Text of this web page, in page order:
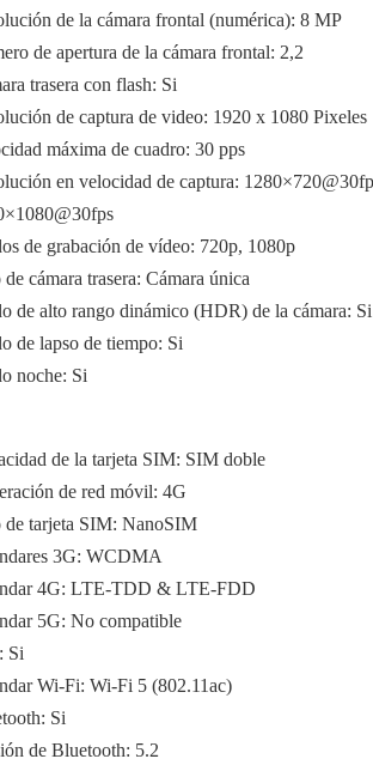
de la cámara frontal (numérica): 8 MP
de apertura de la cámara frontal: 2,2
trasera con flash: Si
de captura de video: 1920 x 1080 Pixeles
máxima de cuadro: 30 pps
en velocidad de captura:
de grabación de vídeo: 720p, 1080p
cámara trasera: Cámara única
de alto rango dinámico (HDR) de la cámara: Si
de lapso de tiempo: Si
noche: Si
de la tarjeta SIM: SIM doble
de red móvil: 4G
de tarjeta SIM: NanoSIM
3G: WCDMA
4G: LTE-TDD & LTE-FDD
5G: No compatible
Si
Wi-Fi: Wi-Fi 5 (802.11ac)
Si
de Bluetooth: 5.2